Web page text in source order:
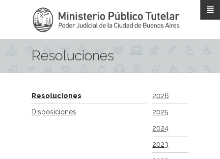
Resoluciones
Resoluciones
Disposiciones
2026
2025
2024
2023